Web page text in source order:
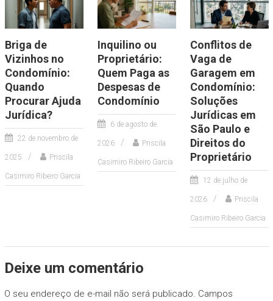
Briga de
Vizinhos no
Condomínio:
Quando
Procurar Ajuda
Jurídica?
22 de novembro de
2025 Priscila
Casimiro Ribeiro Garcia
Inquilino ou
Proprietário:
Quem Paga as
Despesas de
Condomínio
6 de agosto de
2026 Priscila
Casimiro Ribeiro Garcia
Conflitos de
Vaga de
Garagem em
Condomínio:
Soluções
Jurídicas em
São Paulo e
Direitos do
Proprietário
12 de julho de
2026 Priscila
Casimiro Ribeiro Garcia
Deixe um comentário
O seu endereço de e-mail não será publicado. Campos